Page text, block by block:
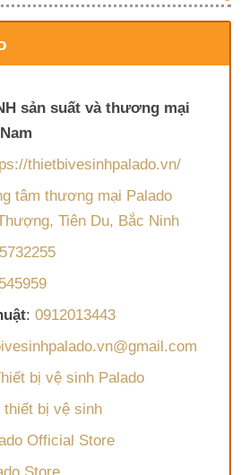
sản suất và thương mại
thietbivesinhpalado.vn/
tâm thương mại Palado
Tiên Du, Bắc Ninh
: 0912013443
bị vệ sinh Palado
thiết bị vệ sinh
Official Store